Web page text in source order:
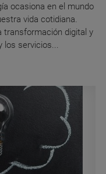
ocasiona en el mundo
vida cotidiana.
transformación digital y
los servicios...